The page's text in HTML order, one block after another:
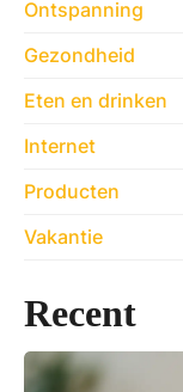
Ontspanning
Gezondheid
Eten en drinken
Internet
Producten
Vakantie
Recent